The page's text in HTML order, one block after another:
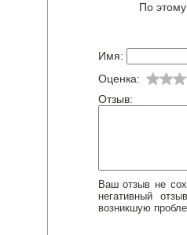
По
Имя:
Оценка:
Отзыв:
Ваш отзыв не
негативный
возникшую